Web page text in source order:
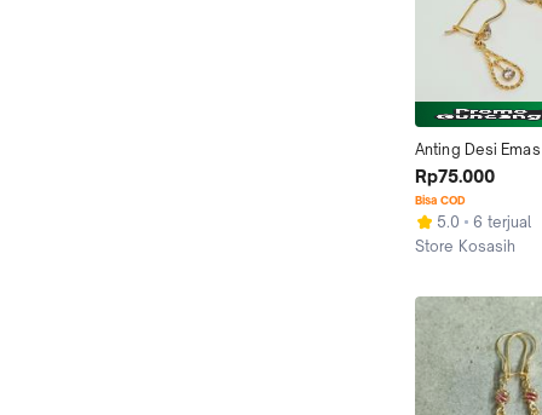
Anting Desi
Bandul Labu
Putih 1/2 Gram
Rp75.000
Bisa COD
5.0
6 terjual
Store Kosasih